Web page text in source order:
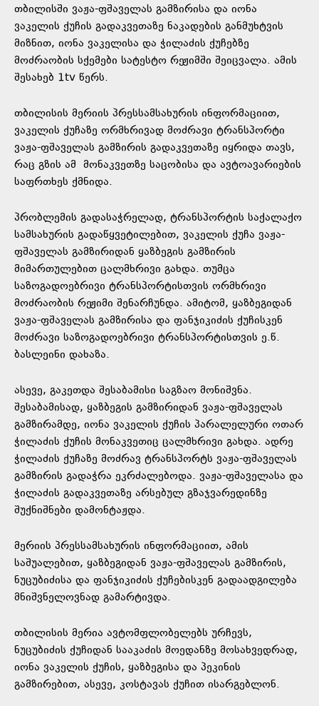
თბილისში ვაჟა-ფშაველას გამზირისა და იონა
ვაკელის ქუჩის გადაკვეთაზე ნაკადების განმუხტვის
მიზნით, იონა ვაკელისა და ჭილაძის ქუჩებზე
მოძრაობის სქემები სატესტო რეჟიმში შეიცვალა. ამის
შესახებ 1tv წერს.
თბილისის მერიის პრესსამსახურის ინფორმაციით,
ვაკელის ქუჩაზე ორმხრივად მოძრავი ტრანსპორტი
ვაჟა-ფშაველას გამზირის გადაკვეთაზე იყრიდა თავს,
რაც გზის ამ მონაკვეთზე საცობისა და ავტოავარიების
საფრთხეს ქმნიდა.
პრობლემის გადასაჭრელად, ტრანსპორტის საქალაქო
სამსახურის გადაწყვეტილებით, ვაკელის ქუჩა ვაჟა-
ფშაველას გამზირიდან ყაზბეგის გამზირის
მიმართულებით ცალმხრივი გახდა. თუმცა
საზოგადოებრივი ტრანსპორტისთვის ორმხრივი
მოძრაობის რეჟიმი შენარჩუნდა. ამიტომ, ყაზბეგიდან
ვაჟა-ფშაველას გამზირისა და ფანჯიკიძის ქუჩისკენ
მოძრავი საზოგადოებრივი ტრანსპორტისთვის ე.წ.
ბასლეინი დახაზა.
ასევე, გაკეთდა შესაბამისი საგზაო მონიშვნა.
შესაბამისად, ყაზბეგის გამზირიდან ვაჟა-ფშაველას
გამზირამდე, იონა ვაკელის ქუჩის პარალელური ოთარ
ჭილაძის ქუჩის მონაკვეთიც ცალმხრივი გახდა. ადრე
ჭილაძის ქუჩაზე მოძრავ ტრანსპორტს ვაჟა-ფშაველას
გამზირის გადაჭრა ეკრძალებოდა. ვაჟა-ფშაველასა და
ჭილაძის გადაკვეთაზე არსებულ გზაჯვარედინზე
შუქნიშნები დამონტაჟდა.
მერიის პრესსამსახურის ინფორმაციით, ამის
საშუალებით, ყაზბეგიდან ვაჟა-ფშაველას გამზირის,
ნუცუბიძისა და ფანჯიკიძის ქუჩებისკენ გადაადგილება
მნიშვნელოვნად გამარტივდა.
თბილისის მერია ავტომფლობელებს ურჩევს,
ნუცუბიძის ქუჩიდან სააკაძის მოედანზე მოსახვედრად,
იონა ვაკელის ქუჩის, ყაზბეგისა და პეკინის
გამზირებით, ასევე, კოსტავას ქუჩით ისარგებლონ.